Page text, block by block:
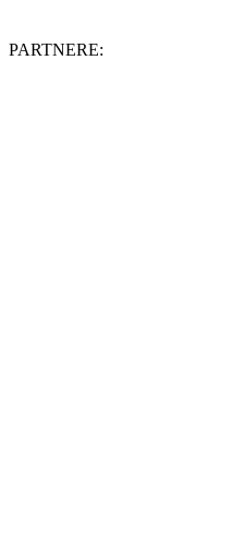
PARTNERE: